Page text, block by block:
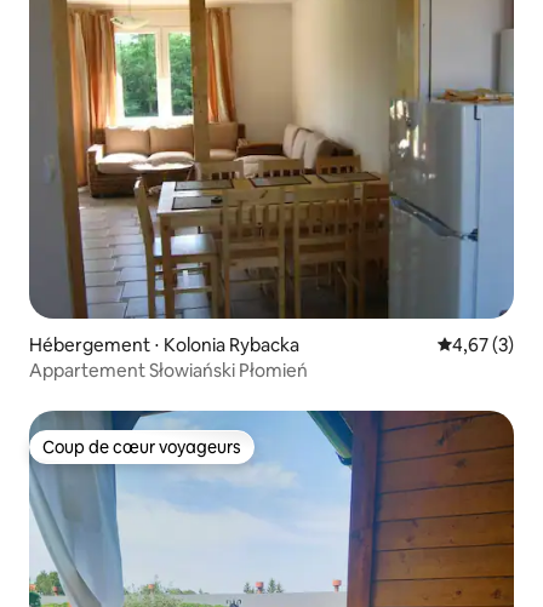
Hébergement ⋅ Kolonia Rybacka Évaluation
4,67 (3)
Appartement Słowiański Płomień
Coup de cœur voyageurs
Coup de cœur voyageurs